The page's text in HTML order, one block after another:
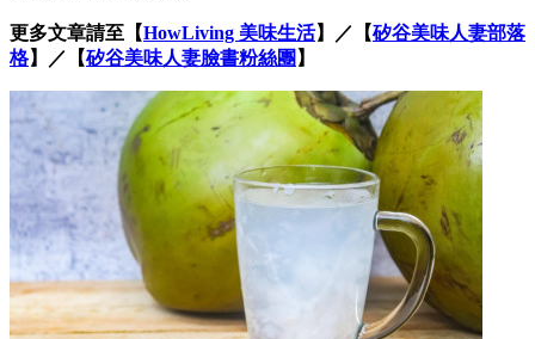
更多文章請至【HowLiving 美味生活】／【矽谷美味人妻部落
格】／【矽谷美味人妻臉書粉絲團 】